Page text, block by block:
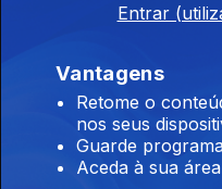
Entrar
Vantagens
Retome o
nos seus
Guarde
Aceda à sua